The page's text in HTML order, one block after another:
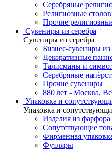
Серебряные
Религиозные
Прочие
Сувениры из серебра
Сувениры из серебра
Бизнес-сувениры из
Декоративные
Талисманы и
Серебряные
Прочие сувениры
880 лет - Москва,
Упаковка и
Упаковка и
Изделия из фарфора
Сопутствующие
Фирменная
Футляры